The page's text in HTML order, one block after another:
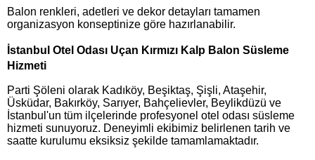
Balon renkleri, adetleri ve dekor detayları tamamen
organizasyon konseptinize göre hazırlanabilir.
İstanbul Otel Odası Uçan Kırmızı Kalp Balon Süsleme
Hizmeti
Parti Şöleni olarak Kadıköy, Beşiktaş, Şişli, Ataşehir,
Üsküdar, Bakırköy, Sarıyer, Bahçelievler, Beylikdüzü ve
İstanbul'un tüm ilçelerinde profesyonel otel odası süsleme
hizmeti sunuyoruz. Deneyimli ekibimiz belirlenen tarih ve
saatte kurulumu eksiksiz şekilde tamamlamaktadır.